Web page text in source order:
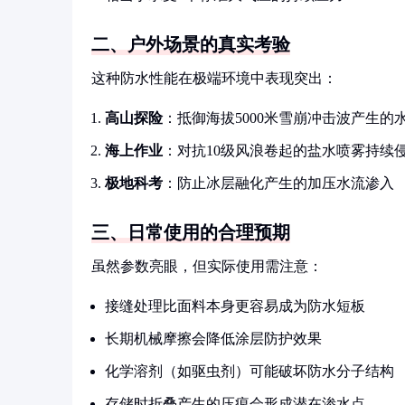
二、户外场景的真实考验
这种防水性能在极端环境中表现突出：
高山探险：抵御海拔5000米雪崩冲击波产生的
海上作业 ：对抗10级风浪卷起的盐水喷雾持续
极地科考 ：防止冰层融化产生的加压水流渗入
三、日常使用的合理预期
虽然参数亮眼，但实际使用需注意：
接缝处理比面料本身更容易成为防水短板
长期机械摩擦会降低涂层防护效果
化学溶剂（如驱虫剂）可能破坏防水分子结构